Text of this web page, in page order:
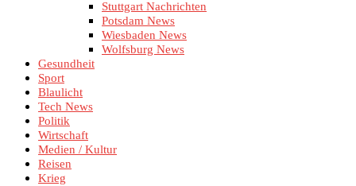
Stuttgart Nachrichten
Potsdam News
Wiesbaden News
Wolfsburg News
Gesundheit
Sport
Blaulicht
Tech News
Politik
Wirtschaft
Medien / Kultur
Reisen
Krieg